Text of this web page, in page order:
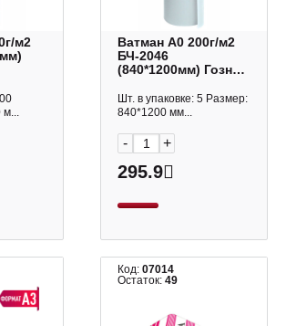
м2
м...
Ватман А0 200г/м2
БЧ-2046
(840*1200мм) Гознак
Шт. в упаковке: 5 Размер:
840*1200 мм...
- +
295.9
Код:07014
Остаток:49